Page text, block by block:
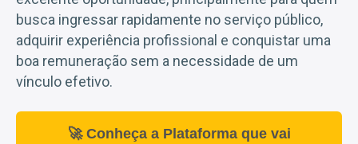
busca ingressar rapidamente no serviço público,
adquirir experiência profissional e conquistar uma
boa remuneração sem a necessidade de um
vínculo efetivo.
🚀 Conheça a Plataforma que vai